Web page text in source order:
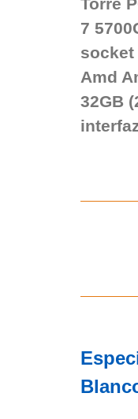
Torre
7
socket
Amd
32GB